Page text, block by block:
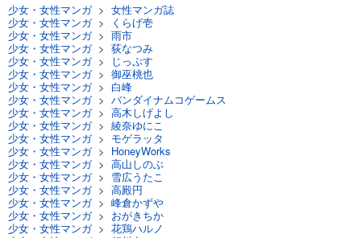
あらすじを表示する
509 円 (税込)
あらすじを表示する
509 円 (税込)
少女・女性マンガ> 女性マンガ誌
少女・女性マンガ>
くらげ壱
少女・女性マンガ> 雨市
少女・女性マンガ> 荻なつみ
少女・女性マンガ>
じっぷす
少女・女性マンガ> 御巫桃也
少女・女性マンガ> 白峰
少女・女性マンガ> バンダイナムコゲームス
少女・女性マンガ> 高木しげよし
少女・女性マンガ> 綾奈ゆにこ
少女・女性マンガ> モゲラッタ
少女・女性マンガ> HoneyWorks
少女・女性マンガ> 高山しのぶ
少女・女性マンガ> 雪広うたこ
少女・女性マンガ> 高殿円
少女・女性マンガ> 峰倉かずや
少女・女性マンガ> おがきちか
少女・女性マンガ> 花鶏ハルノ